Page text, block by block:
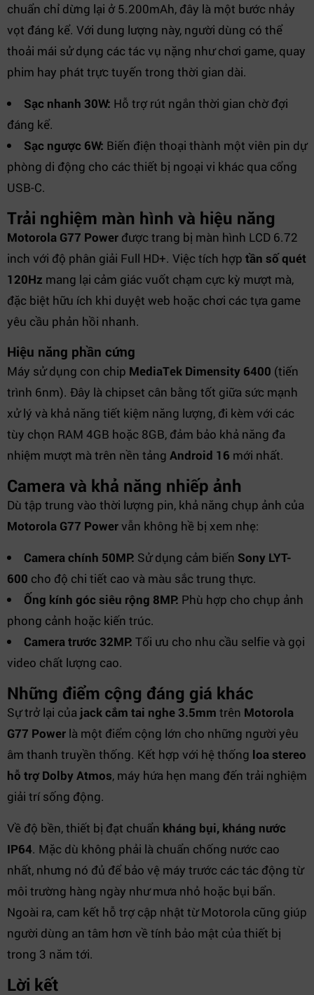
chuẩn chỉ dừng lại ở 5.200mAh, đây là một bước nhảy
vọt đáng kể. Với dung lượng này, người dùng có thể
thoải mái sử dụng các tác vụ nặng như chơi game, quay
phim hay phát trực tuyến trong thời gian dài.
Sạc nhanh 30W: Hỗ trợ rút ngắn thời gian chờ đợi
đáng kể.
Sạc ngược 6W: Biến điện thoại thành một viên pin dự
phòng di động cho các thiết bị ngoại vi khác qua cổng
USB-C.
Trải nghiệm màn hình và hiệu năng
Motorola G77 Power được trang bị màn hình LCD 6.72
inch với độ phân giải Full HD+. Việc tích hợp tần số quét
120Hz mang lại cảm giác vuốt chạm cực kỳ mượt mà,
đặc biệt hữu ích khi duyệt web hoặc chơi các tựa game
yêu cầu phản hồi nhanh.
Hiệu năng phần cứng
Máy sử dụng con chip MediaTek Dimensity 6400 (tiến
trình 6nm). Đây là chipset cân bằng tốt giữa sức mạnh
xử lý và khả năng tiết kiệm năng lượng, đi kèm với các
tùy chọn RAM 4GB hoặc 8GB, đảm bảo khả năng đa
nhiệm mượt mà trên nền tảng Android 16 mới nhất.
Camera và khả năng nhiếp ảnh
Dù tập trung vào thời lượng pin, khả năng chụp ảnh của
Motorola G77 Powervẫn không hề bị xem nhẹ:
Camera chính 50MP: Sử dụng cảm biến Sony LYT-
600 cho độ chi tiết cao và màu sắc trung thực.
Ống kính góc siêu rộng 8MP: Phù hợp cho chụp ảnh
phong cảnh hoặc kiến trúc.
Camera trước 32MP: Tối ưu cho nhu cầu selfie và gọi
video chất lượng cao.
Những điểm cộng đáng giá khác
Sự trở lại của jack cắm tai nghe 3.5mm trên Motorola
G77 Power là một điểm cộng lớn cho những người yêu
âm thanh truyền thống. Kết hợp với hệ thống loa stereo
hỗ trợ Dolby Atmos, máy hứa hẹn mang đến trải nghiệm
giải trí sống động.
Về độ bền, thiết bị đạt chuẩn kháng bụi, kháng nước
IP64. Mặc dù không phải là chuẩn chống nước cao
nhất, nhưng nó đủ để bảo vệ máy trước các tác động từ
môi trường hàng ngày như mưa nhỏ hoặc bụi bẩn.
Ngoài ra, cam kết hỗ trợ cập nhật từ Motorola cũng giúp
người dùng an tâm hơn về tính bảo mật của thiết bị
trong 3 năm tới.
Lời kết